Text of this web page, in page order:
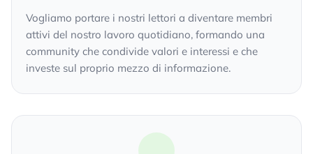
Vogliamo portare i nostri lettori a diventare membri
attivi del nostro lavoro quotidiano, formando una
community che condivide valori e interessi e che
investe sul proprio mezzo di informazione.